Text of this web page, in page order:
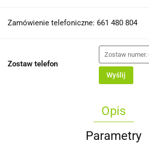
Zamówienie telefoniczne: 661 480 804
Zostaw telefon
Wyślij
Opis
Parametry